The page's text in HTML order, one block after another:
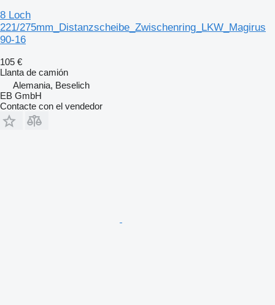
8 Loch
221/275mm_Distanzscheibe_Zwischenring_LKW_Magirus
90-16
105 €
Llanta de camión
Alemania, Beselich
EB GmbH
Contacte con el vendedor